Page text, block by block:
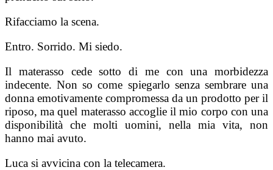
Rifacciamo la scena.
Entro. Sorrido. Mi siedo.
Il materasso cede sotto di me con una morbidezza
indecente. Non so come spiegarlo senza sembrare una
donna emotivamente compromessa da un prodotto per il
riposo, ma quel materasso accoglie il mio corpo con una
disponibilità che molti uomini, nella mia vita, non
hanno mai avuto.
Luca si avvicina con la telecamera.